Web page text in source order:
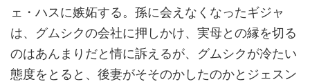
ェ・ハスに嫉妬する。孫に会えなくなったギジャ
は、グムシクの会社に押しかけ、実母との縁を切る
のはあんまりだと情に訴えるが、グムシクが冷たい
態度をとると、後妻がそそのかしたのかとジェスン